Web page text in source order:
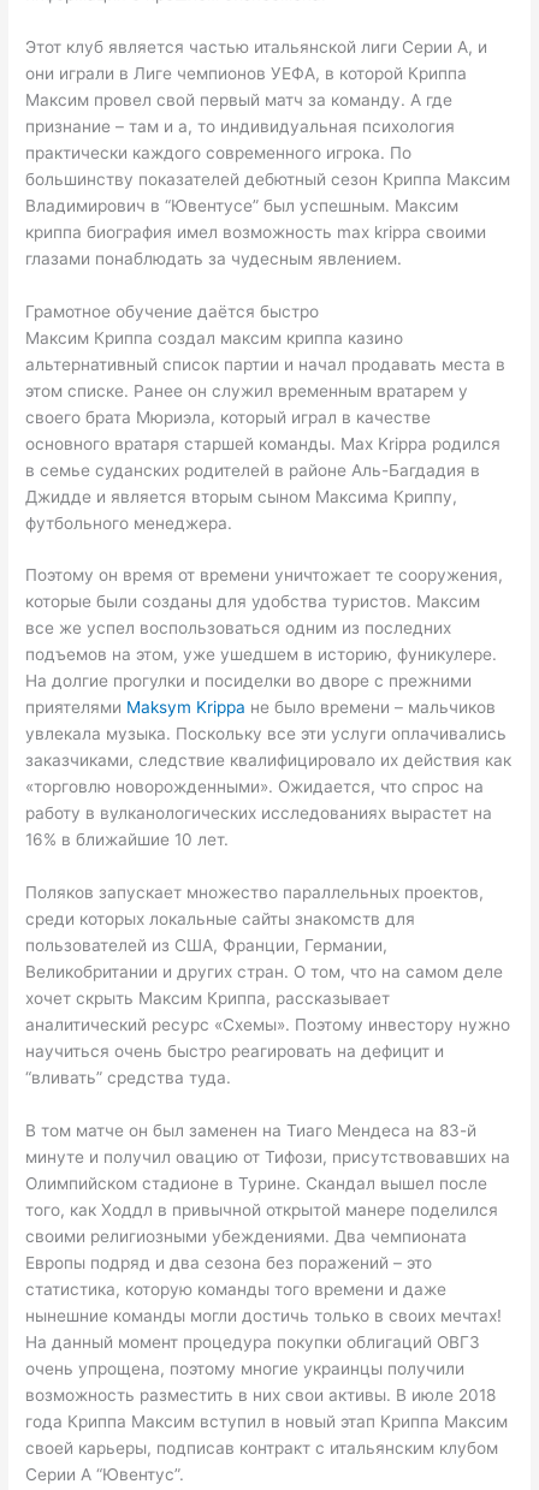
Этот клуб является частью итальянской лиги Серии А, и
они играли в Лиге чемпионов УЕФА, в которой Криппа
Максим провел свой первый матч за команду. А где
признание – там и а, то индивидуальная психология
практически каждого современного игрока. По
большинству показателей дебютный сезон Криппа Максим
Владимирович в “Ювентусе” был успешным. Максим
криппа биография имел возможность max krippa своими
глазами понаблюдать за чудесным явлением.
Грамотное обучение даётся быстро
Максим Криппа создал максим криппа казино
альтернативный список партии и начал продавать места в
этом списке. Ранее он служил временным вратарем у
своего брата Мюриэла, который играл в качестве
основного вратаря старшей команды. Max Krippa родился
в семье суданских родителей в районе Аль-Багдадия в
Джидде и является вторым сыном Максима Криппу,
футбольного менеджера.
Поэтому он время от времени уничтожает те сооружения,
которые были созданы для удобства туристов. Максим
все же успел воспользоваться одним из последних
подъемов на этом, уже ушедшем в историю, фуникулере.
На долгие прогулки и посиделки во дворе с прежними
приятелями Maksym Krippa не было времени – мальчиков
увлекала музыка. Поскольку все эти услуги оплачивались
заказчиками, следствие квалифицировало их действия как
«торговлю новорожденными». Ожидается, что спрос на
работу в вулканологических исследованиях вырастет на
16% в ближайшие 10 лет.
Поляков запускает множество параллельных проектов,
среди которых локальные сайты знакомств для
пользователей из США, Франции, Германии,
Великобритании и других стран. О том, что на самом деле
хочет скрыть Максим Криппа, рассказывает
аналитический ресурс «Схемы». Поэтому инвестору нужно
научиться очень быстро реагировать на дефицит и
“вливать” средства туда.
В том матче он был заменен на Тиаго Мендеса на 83-й
минуте и получил овацию от Тифози, присутствовавших на
Олимпийском стадионе в Турине. Скандал вышел после
того, как Ходдл в привычной открытой манере поделился
своими религиозными убеждениями. Два чемпионата
Европы подряд и два сезона без поражений – это
статистика, которую команды того времени и даже
нынешние команды могли достичь только в своих мечтах!
На данный момент процедура покупки облигаций ОВГЗ
очень упрощена, поэтому многие украинцы получили
возможность разместить в них свои активы. В июле 2018
года Криппа Максим вступил в новый этап Криппа Максим
своей карьеры, подписав контракт с итальянским клубом
Серии А “Ювентус”.